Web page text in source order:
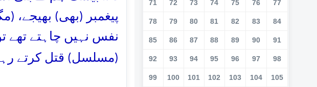
پیغمبر (بھی) بھیجے،
نفس نہیں چاہتے تھے
(مسلسل) قتل کرتے
71 72 73 74 75 76 77
78 79 80 81 82 83 84
85 86 87 88 89 90 91
92 93 94 95 96 97 98
99 100 101 102 103 104 105